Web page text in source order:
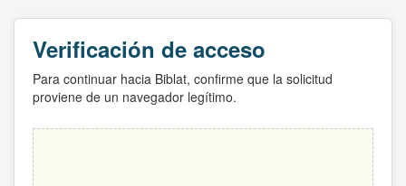
Verificación de acceso
Para continuar hacia Biblat, confirme que la solicitud
proviene de un navegador legítimo.